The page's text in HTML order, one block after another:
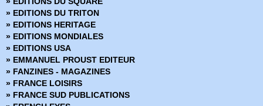
» Jonah Hex - Arédit DC Couleur
» Jonah Hex - DC Arédit - Pocket NB
» Judge Dredd
» Kamandi - Artima Color DC Superstar
» Kamandi - Comics Pocket
» Kazar
» King Conan
» Kull - Pocket Couleur
» L'Escadron des Etoiles
» EDITIONS DU TRITON
» EDITIONS HERITAGE
» EDITIONS MONDIALES
» EDITIONS USA
» EMMANUEL PROUST EDITEUR
» FANZINES - MAGAZINES
» FRANCE LOISIRS
» FRANCE SUD PUBLICATIONS